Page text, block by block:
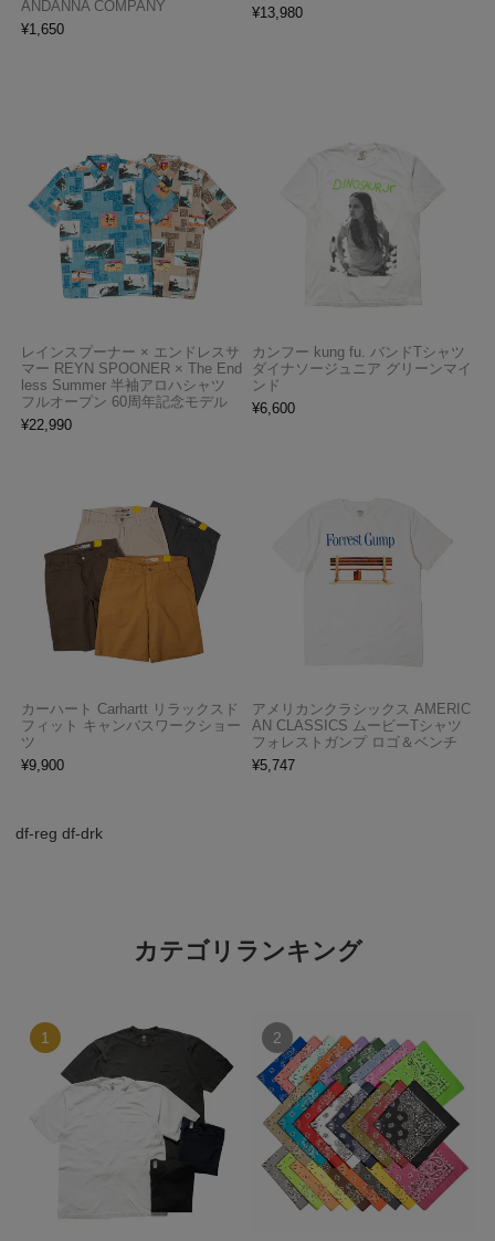
ANDANNA COMPANY
¥1,650
¥13,980
レインスプーナー × エンドレスサ
マー REYN SPOONER × The End
less Summer 半袖アロハシャツ
フルオープン 60周年記念モデル
¥22,990
カンフー kung fu. バンドTシャツ
ダイナソージュニア グリーンマイ
ンド
¥6,600
カーハート Carhartt リラックスド
フィット キャンバスワークショー
ツ
¥9,900
アメリカンクラシックス AMERIC
AN CLASSICS ムービーTシャツ
フォレストガンプ ロゴ＆ベンチ
¥5,747
df-reg df-drk
カテゴリランキング